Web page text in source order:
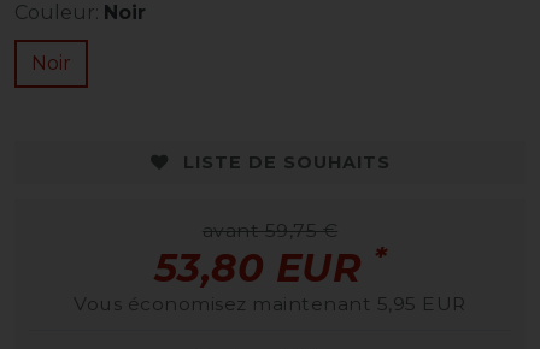
Couleur: Noir
Noir
LISTE DE SOUHAITS
avant 59,75 €
53,80 EUR *
Vous économisez maintenant 5,95 EUR